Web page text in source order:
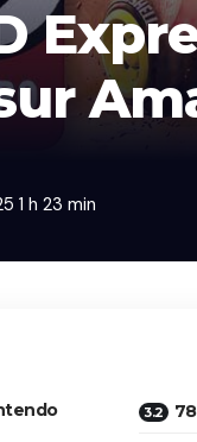
1 h 23 min